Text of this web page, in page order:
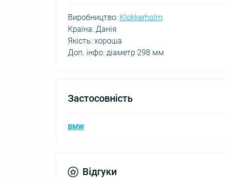
Виробництво: Klokkerholm
Країна: Данія
Якість: хороша
Доп. інфо: діаметр 298 мм
Застосовність
BMW
Відгуки